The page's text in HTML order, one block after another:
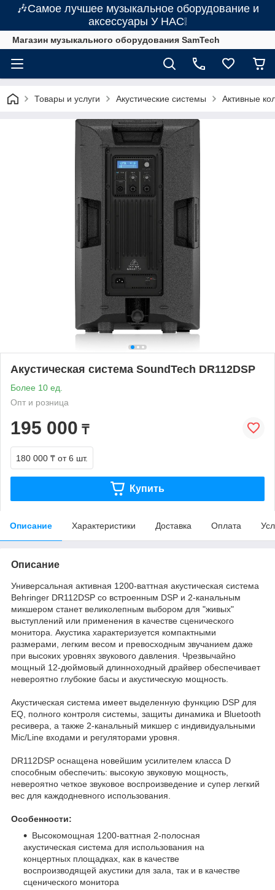
🎶Самое лучшее музыкальное оборудование и
аксессуары У НАС❕
Магазин музыкального оборудования SamTech
Товары и услуги Акустические системы Активные
Акустическая система SoundTech DR112DSP
Более 10 ед.
Опт и розница
195 000 ₸
180 000 ₸ от 6 шт.
Купить
Описание Характеристики Доставка Оплата
Описание
Универсальная активная 1200-ваттная акустическая система
Behringer DR112DSP со встроенным DSP и 2-канальным
микшером станет великолепным выбором для "живых"
выступлений или применения в качестве сценического
монитора. Акустика характеризуется компактными
размерами, легким весом и превосходным звучанием даже
при высоких уровнях звукового давления. Чрезвычайно
мощный 12-дюймовый длинноходный драйвер обеспечивает
невероятно глубокие басы и акустическую мощность.
Акустическая система имеет выделенную функцию DSP для
EQ, полного контроля системы, защиты динамика и Bluetooth
ресивера, а также 2-канальный микшер с индивидуальными
Mic/Line входами и регуляторами уровня.
DR112DSP оснащена новейшим усилителем класса D
способным обеспечить: высокую звуковую мощность,
невероятно четкое звуковое воспроизведение и супер легкий
вес для каждодневного использования.
Особенности:
Высокомощная 1200-ваттная 2-полосная
акустическая система для использования на
концертных площадках, как в качестве
воспроизводящей акустики для зала, так и в качестве
сценического монитора